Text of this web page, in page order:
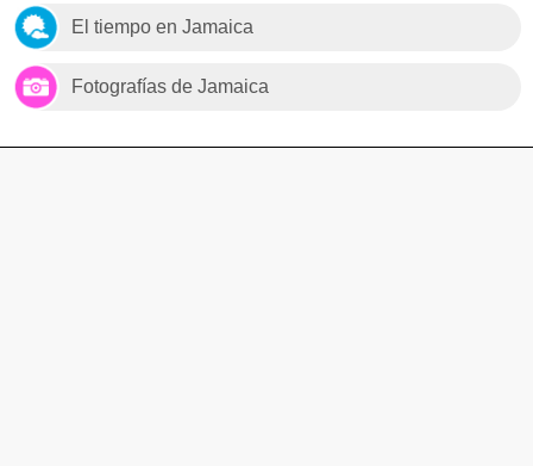
El tiempo en Jamaica
Fotografías de Jamaica